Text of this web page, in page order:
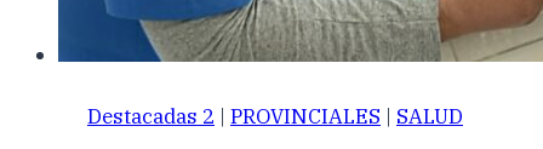
Destacadas 2 | PROVINCIALES | SALUD